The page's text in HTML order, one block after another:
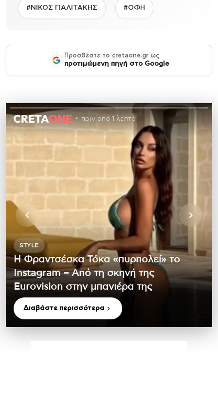
#ΝΙΚΟΣ ΓΙΑΛΙΤΑΚΗΣ #ΟΦΗ
Προσθέστε το cretaone.gr ως
προτιμώμενη πηγή στο Google
πριν από 1 λεπτό
STYLE
Η Φραντσέσκα Τόκα «πυρπολεί» το
Instagram – Από τη σκηνή της
Eurovision στην μπανιέρα της
Διαβάστε περισσότερα